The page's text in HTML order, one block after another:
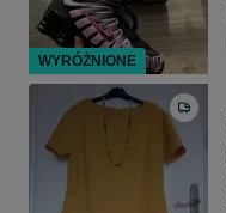
WYRÓŻNIONE